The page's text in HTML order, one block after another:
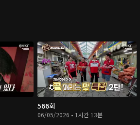
566회
06/05/2026 • 1시간 13분